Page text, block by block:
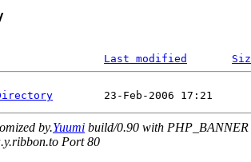
Last modified
by.Yuumi build/0.90 with PHP_BANNER
Port 80